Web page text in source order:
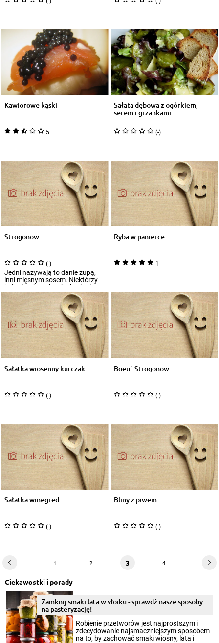
Kawiorowe kąski
5
Sałata dębowa z ogórkiem,
serem i grzankami
(-)
Strogonow
(-)
Jedni nazywają to danie zupą,
inni mięsnym sosem. Niektórzy
jedzą je z kromką chleba, inni z
kasz...
Ryba w panierce
1
Sałatka wiosenny kurczak
(-)
Boeuf Strogonow
(-)
Sałatka winegred
(-)
Bliny z piwem
(-)
1 2 3 4
Ciekawostki i porady
Zamknij smaki lata w słoiku - sprawdź nasze sposoby
na pasteryzację!
Robienie przetworów jest najprostszym i
zdecydowanie najsmaczniejszym sposobem
na to, by zachować smaki wiosny, lata i